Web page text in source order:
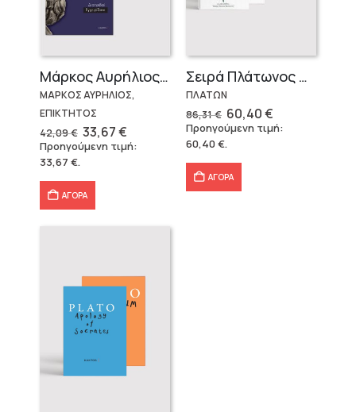
Μάρκος Αυρήλιος & Επίκτητος (Επίτομα)
ΜΑΡΚΟΣ ΑΥΡΗΛΙΟΣ,
ΕΠΙΚΤΗΤΟΣ
42,09€ Original
price
was:
33,67€Η
τρέχουσα
τιμή
Προηγούμενη τιμή:
33,67 €.
ΑΓΟΡΑ
Σειρά Πλάτωνος Πολιτεία
ΠΛΑΤΩΝ
86,31€ Original
price
was:
86,31 €.
60,40€Η
τρέχουσα
τιμή
Προηγούμενη τιμή:
60,40€.
ΑΓΟΡΑ